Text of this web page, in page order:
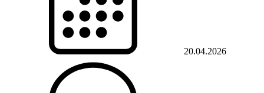
20.04.2026